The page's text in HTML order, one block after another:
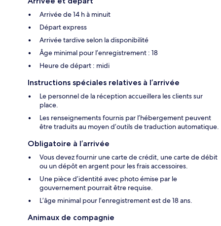
Arrivée de 14 h à minuit
Départ express
Arrivée tardive selon la disponibilité
Âge minimal pour l’enregistrement : 18
Heure de départ : midi
Instructions spéciales relatives à l’arrivée
Le personnel de la réception accueillera les clients sur
place.
Les renseignements fournis par l’hébergement peuvent
être traduits au moyen d’outils de traduction automatique.
Obligatoire à l’arrivée
Vous devez fournir une carte de crédit, une carte de débit
ou un dépôt en argent pour les frais accessoires.
Une pièce d’identité avec photo émise par le
gouvernement pourrait être requise.
L’âge minimal pour l’enregistrement est de 18 ans.
Animaux de compagnie